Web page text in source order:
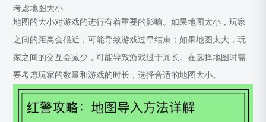
考虑地图大小
地图的大小对游戏的进行有着重要的影响。如果地图太小，玩家
之间的距离会很近，可能导致游戏过早结束；如果地图太大，玩
家之间的交互会减少，可能导致游戏过于冗长。在选择地图时需
要考虑玩家的数量和游戏的时长，选择合适的地图大小。